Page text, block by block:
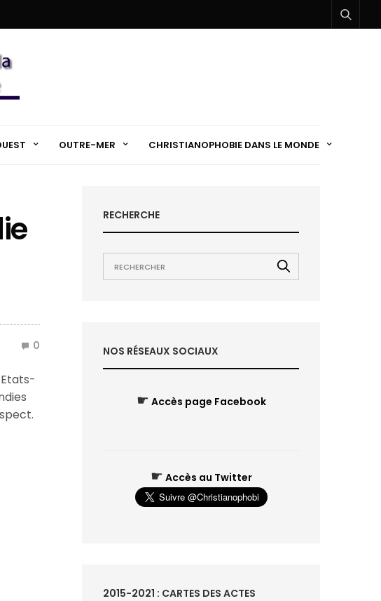
OUTRE-MER CHRISTIANOPHOBIE DANS LE MONDE
0
RECHERCHE
NOS RÉSEAUX SOCIAUX
☛ Accès page Facebook
☛ Accès au Twitter
2015-2021 : CARTES DES ACTES